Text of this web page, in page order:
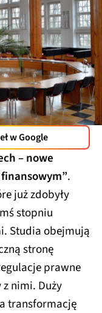
w Google
– nowe
.
już zdobyły
stopniu
Studia obejmują
stronę
prawne
nimi. Duży
transformację